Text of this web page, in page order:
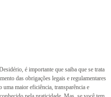
é importante que saiba que se trata
das obrigações legais e regulamentares
uma maior eficiência, transparência e